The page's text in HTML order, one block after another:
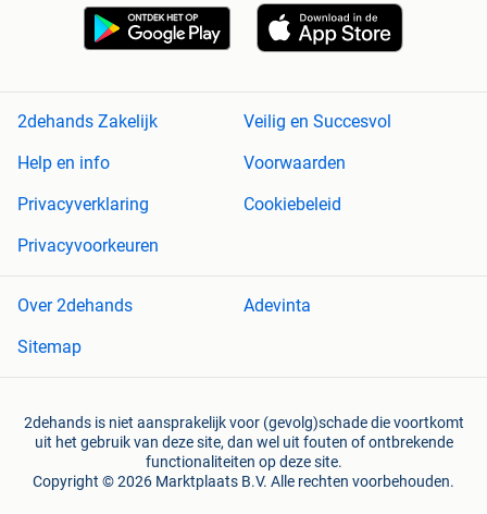
2dehands Zakelijk
Veilig en Succesvol
Help en info
Voorwaarden
Privacyverklaring
Cookiebeleid
Privacyvoorkeuren
Over 2dehands
Adevinta
Sitemap
2dehands is niet aansprakelijk voor (gevolg)schade die voortkomt
uit het gebruik van deze site, dan wel uit fouten of ontbrekende
functionaliteiten op deze site.
Copyright © 2026 Marktplaats B.V. Alle rechten voorbehouden.